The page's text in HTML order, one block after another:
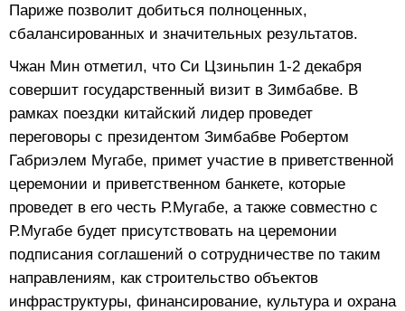
Париже позволит добиться полноценных,
сбалансированных и значительных результатов.
Чжан Мин отметил, что Си Цзиньпин 1-2 декабря
совершит государственный визит в Зимбабве. В
рамках поездки китайский лидер проведет
переговоры с президентом Зимбабве Робертом
Габриэлем Мугабе, примет участие в приветственной
церемонии и приветственном банкете, которые
проведет в его честь Р.Мугабе, а также совместно с
Р.Мугабе будет присутствовать на церемонии
подписания соглашений о сотрудничестве по таким
направлениям, как строительство объектов
инфраструктуры, финансирование, культура и охрана